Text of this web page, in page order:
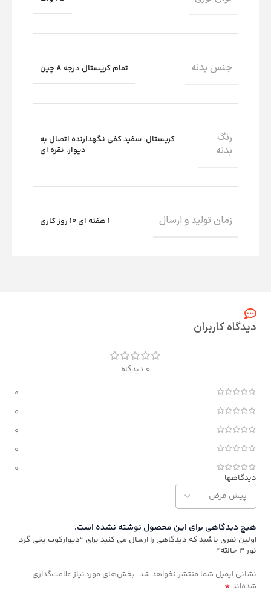
جنس بدنه تمام کریستال درجه A چین
رنگ
بدنه
کریستال: سفید کفی نگهدارنده اتصال به
دیوار: نقره ای
زمان تولید و ارسال 1 هفته ای 10 روز کاری
دیدگاه کاربران
0 دیدگاه
0
0
0
0
0
دیدگاهها
هیچ دیدگاهی برای این محصول نوشته نشده است.
اولین نفری باشید که دیدگاهی را ارسال می کنید برای “دیوارکوب یخی گرد
نور 3 حالته”
نشانی ایمیل شما منتشر نخواهد شد. بخش‌های موردنیاز علامت‌گذاری
شده‌اند *